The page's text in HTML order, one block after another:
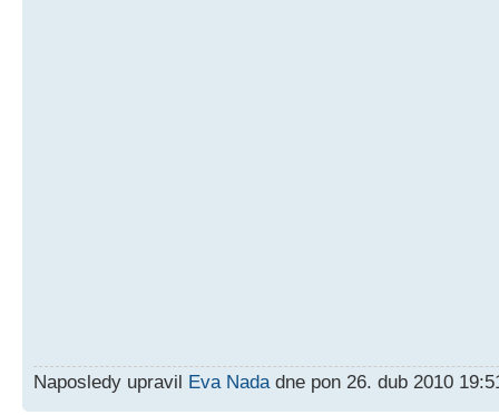
Naposledy upravil Eva Nadadne pon 26. dub 2010